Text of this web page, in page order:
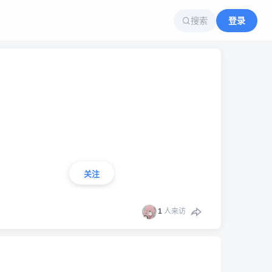
搜索 登录
关注
1 人来访